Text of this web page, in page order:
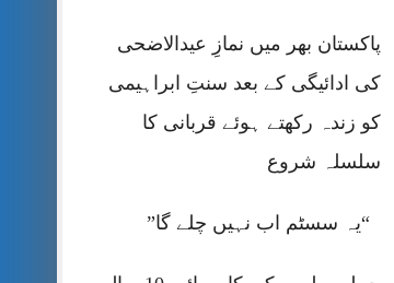
پاکستان بھر میں نمازِ عیدالاضحی
کی ادائیگی کے بعد سنتِ ابراہیمی
کو زندہ رکھتے ہوئے قربانی کا
سلسلہ شروع
“یہ سسٹم اب نہیں چلے گا”